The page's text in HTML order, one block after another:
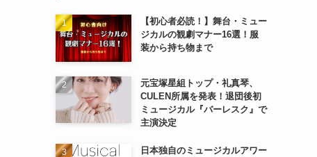
【初心者必読！】舞台・ミュー
ジカルの観劇マナー16選！服
装から持ち物まで
元宝塚星組トップ・礼真琴、
CULEN所属を発表！退団後初
ミュージカル『バーレスク』で
主演決定
日本独自のミュージカルアワー